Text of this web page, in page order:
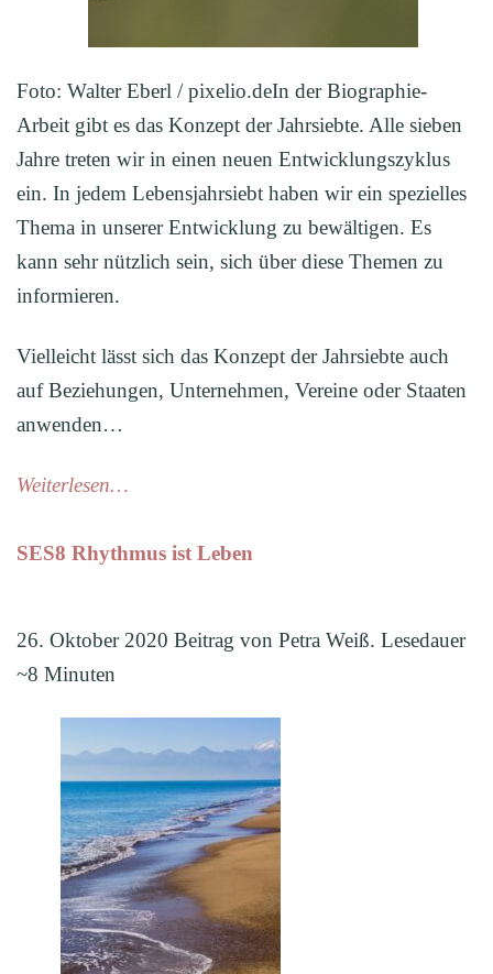
Foto: Walter Eberl / pixelio.deIn der Biographie-
Arbeit gibt es das Konzept der Jahrsiebte. Alle sieben
Jahre treten wir in einen neuen Entwicklungszyklus
ein. In jedem Lebensjahrsiebt haben wir ein spezielles
Thema in unserer Entwicklung zu bewältigen. Es
kann sehr nützlich sein, sich über diese Themen zu
informieren.
Vielleicht lässt sich das Konzept der Jahrsiebte auch
auf Beziehungen, Unternehmen, Vereine oder Staaten
anwenden…
Weiterlesen…
SES8 Rhythmus ist Leben
26. Oktober 2020 Beitrag von Petra Weiß. Lesedauer
~8 Minuten